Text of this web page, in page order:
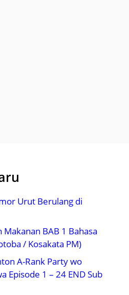
Urut Berulang di
BAB 1 Bahasa
/ Kosakata PM)
A-Rank Party wo
Episode 1 – 24 END Sub